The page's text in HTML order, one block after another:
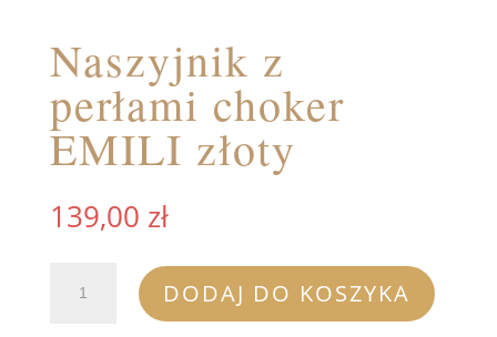
Naszyjnik z
perłami choker
EMILI złoty
139,00 zł
Naszyjnik
DODAJ DO KOSZYKA